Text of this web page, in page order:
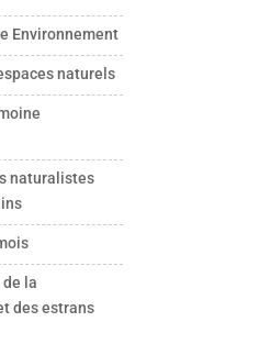
Environnement
naturels
naturalistes
la
des estrans